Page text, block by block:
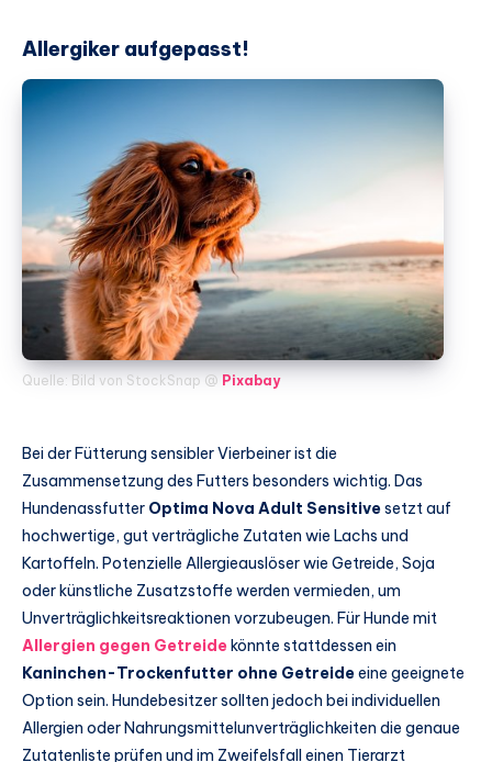
Allergiker aufgepasst!
Quelle: Bild von StockSnap @ Pixabay
Bei der Fütterung sensibler Vierbeiner ist die
Zusammensetzung des Futters besonders wichtig. Das
Hundenassfutter Optima Nova Adult Sensitivesetzt auf
hochwertige, gut verträgliche Zutaten wie Lachs und
Kartoffeln. Potenzielle Allergieauslöser wie Getreide, Soja
oder künstliche Zusatzstoffe werden vermieden, um
Unverträglichkeitsreaktionen vorzubeugen. Für Hunde mit
Allergien gegen Getreide könnte stattdessen ein
Kaninchen-Trockenfutter ohne Getreideeine geeignete
Option sein. Hundebesitzer sollten jedoch bei individuellen
Allergien oder Nahrungsmittelunverträglichkeiten die genaue
Zutatenliste prüfen und im Zweifelsfall einen Tierarzt